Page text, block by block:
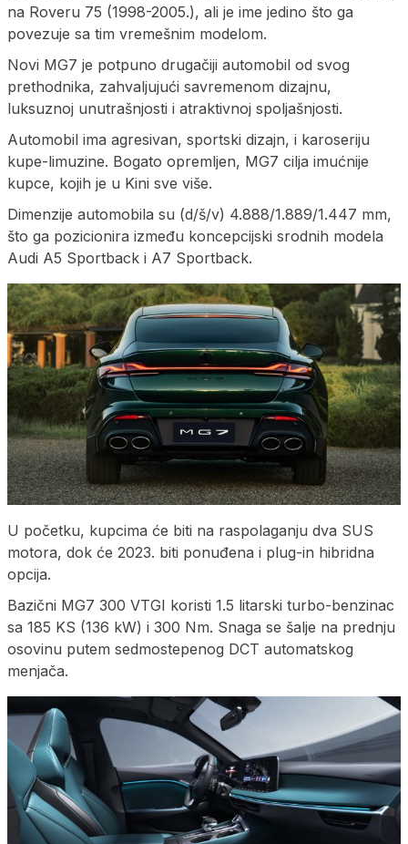
na Roveru 75 (1998-2005.), ali je ime jedino što ga
povezuje sa tim vremešnim modelom.
Novi MG7 je potpuno drugačiji automobil od svog
prethodnika, zahvaljujući savremenom dizajnu,
luksuznoj unutrašnjosti i atraktivnoj spoljašnjosti.
Automobil ima agresivan, sportski dizajn, i karoseriju
kupe-limuzine. Bogato opremljen, MG7 cilja imućnije
kupce, kojih je u Kini sve više.
Dimenzije automobila su (d/š/v) 4.888/1.889/1.447 mm,
što ga pozicionira između koncepcijski srodnih modela
Audi A5 Sportback i A7 Sportback.
U početku, kupcima će biti na raspolaganju dva SUS
motora, dok će 2023. biti ponuđena i plug-in hibridna
opcija.
Bazični MG7 300 VTGI koristi 1.5 litarski turbo-benzinac
sa 185 KS (136 kW) i 300 Nm. Snaga se šalje na prednju
osovinu putem sedmostepenog DCT automatskog
menjača.